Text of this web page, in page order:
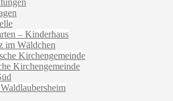
– Kinderhaus
im Wäldchen
Kirchengemeinde
Kirchengemeinde